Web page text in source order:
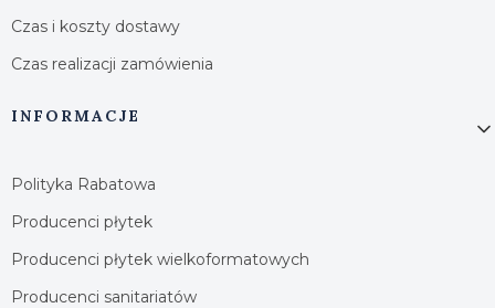
Czas i koszty dostawy
Czas realizacji zamówienia
INFORMACJE
Polityka Rabatowa
Producenci płytek
Producenci płytek wielkoformatowych
Producenci sanitariatów